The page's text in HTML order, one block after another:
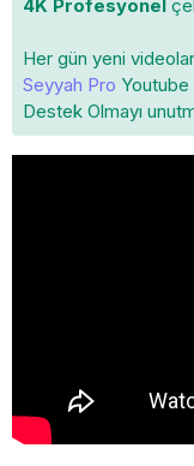
4K Profesyonel
Her gün yeni
Seyyah Pro Youtube
Destek Olmayı